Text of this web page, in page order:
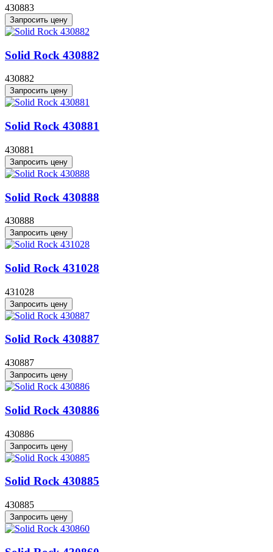
430883
Запросить цену
Solid Rock 430882
430882
Запросить цену
Solid Rock 430881
430881
Запросить цену
Solid Rock 430888
430888
Запросить цену
Solid Rock 431028
431028
Запросить цену
Solid Rock 430887
430887
Запросить цену
Solid Rock 430886
430886
Запросить цену
Solid Rock 430885
430885
Запросить цену